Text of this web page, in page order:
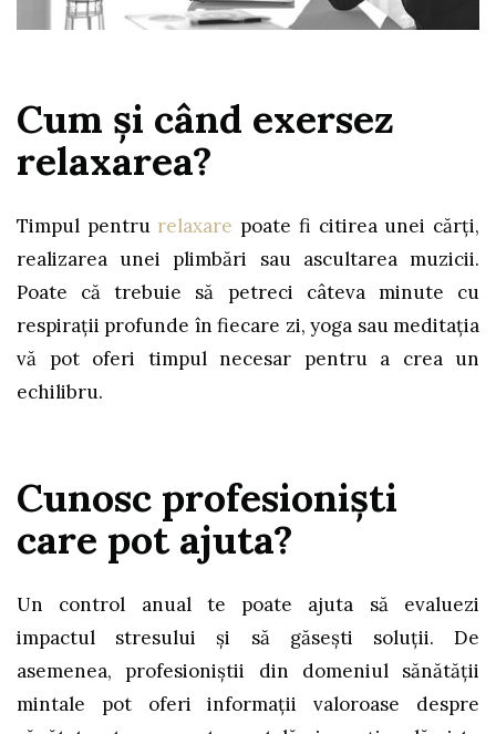
Cum şi când exersez
relaxarea?
Timpul pentru relaxare poate fi citirea unei cărți,
realizarea unei plimbări sau ascultarea muzicii.
Poate că trebuie să petreci câteva minute cu
respirații profunde în fiecare zi, yoga sau meditația
vă pot oferi timpul necesar pentru a crea un
echilibru.
Cunosc profesioniști
care pot ajuta?
Un control anual te poate ajuta să evaluezi
impactul stresului și să găseşti soluții. De
asemenea, profesioniștii din domeniul sănătății
mintale pot oferi informații valoroase despre